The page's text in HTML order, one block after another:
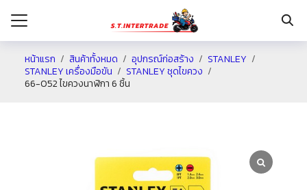
หน้าแรก สินค้าทั้งหมด อุปกรณ์ก่อสร้าง
STANLEY
STANLEY เครื่องมือขัน
STANLEY ชุดไขควง
66-052 ไขควงนาฬิกา 6 ชิ้น